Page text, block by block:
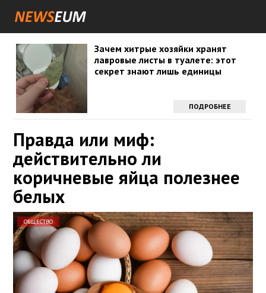
Зачем хитрые хозяйки хранят
лавровые листы в туалете: этот
секрет знают лишь единицы
ПОДРОБНЕЕ
Правда или миф:
действительно ли
коричневые яйца полезнее
белых
ОБЩЕСТВО